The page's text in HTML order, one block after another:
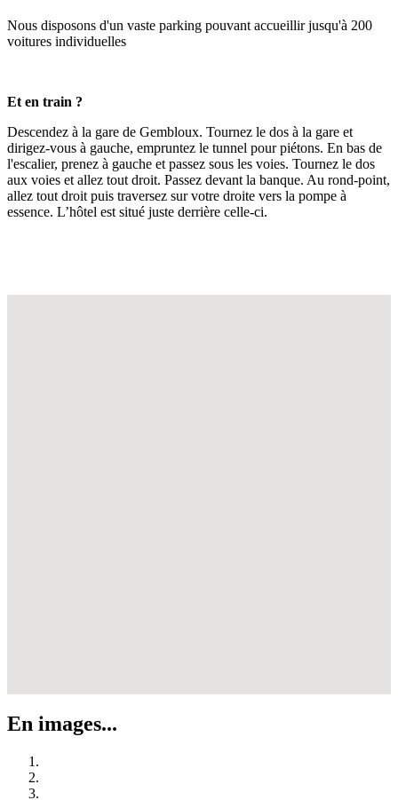
Nous disposons d'un vaste parking pouvant accueillir jusqu'à 200
voitures individuelles
Et en train ?
Descendez à la gare de Gembloux. Tournez le dos à la gare et
dirigez-vous à gauche, empruntez le tunnel pour piétons. En bas de
l'escalier, prenez à gauche et passez sous les voies. Tournez le dos
aux voies et allez tout droit. Passez devant la banque. Au rond-point,
allez tout droit puis traversez sur votre droite vers la pompe à
essence. L’hôtel est situé juste derrière celle-ci.
En images...